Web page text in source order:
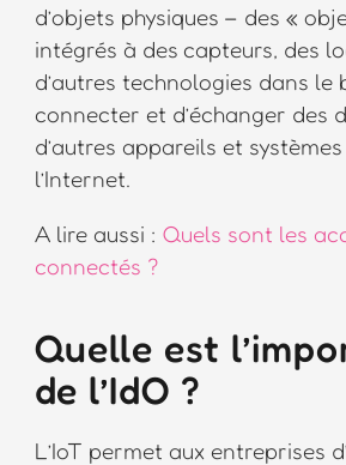
d’objets physiques – des «
intégrés à des capteurs, des
d’autres technologies dans le
connecter et d’échanger des
d’autres appareils et
l’Internet.
A lire aussi : Quels sont les
connectés ?
Quelle est
de l’IdO ?
L’IoT permet aux entreprises